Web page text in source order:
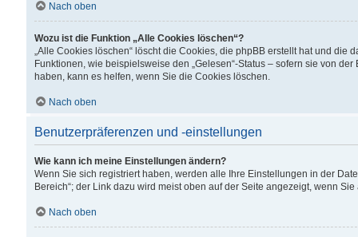
Nach oben
Wozu ist die Funktion „Alle Cookies löschen“?
„Alle Cookies löschen“ löscht die Cookies, die phpBB erstellt hat und
Funktionen, wie beispielsweise den „Gelesen“-Status – sofern sie von
haben, kann es helfen, wenn Sie die Cookies löschen.
Nach oben
Benutzerpräferenzen und -einstellungen
Wie kann ich meine Einstellungen ändern?
Wenn Sie sich registriert haben, werden alle Ihre Einstellungen in der
Bereich“; der Link dazu wird meist oben auf der Seite angezeigt, wenn
Nach oben